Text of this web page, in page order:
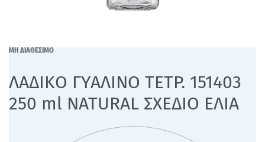
ΜΗ ΔΙΑΘΕΣΙΜΟ
ΛΑΔΙΚΟ ΓΥΑΛΙΝΟ ΤΕΤΡ. 151403
250 ml NATURAL ΣΧΕΔΙΟ ΕΛΙΑ